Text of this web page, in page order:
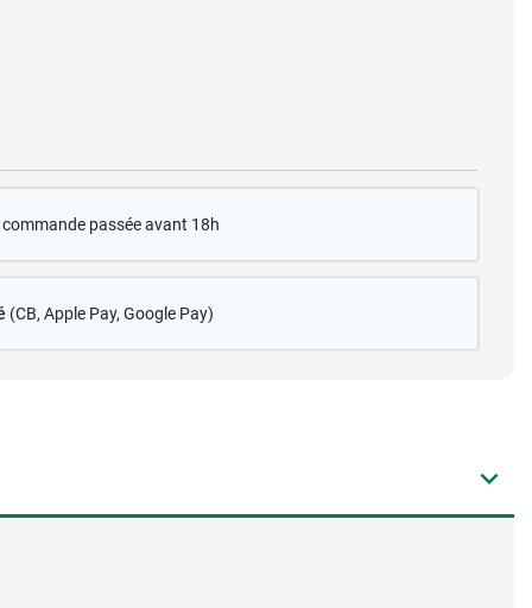
passée avant 18h
(CB, Apple Pay, Google Pay)